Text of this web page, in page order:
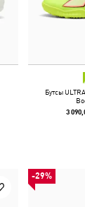
Бутсы
3
-29%